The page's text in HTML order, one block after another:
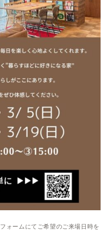
ォームにてご希望のご来場日時を